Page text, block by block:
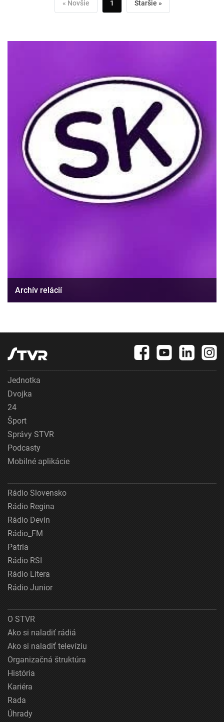
« Novšie 1 Staršie »
Archív relácií
Jednotka
Dvojka
24
Šport
Správy STVR
Podcasty
Mobilné aplikácie
Rádio Slovensko
Rádio Regina
Rádio Devín
Rádio_FM
Patria
Rádio RSI
Rádio Litera
Rádio Junior
O STVR
Ako si naladiť rádiá
Ako si naladiť televíziu
Organizačná štruktúra
História
Kariéra
Rada
Úhrady